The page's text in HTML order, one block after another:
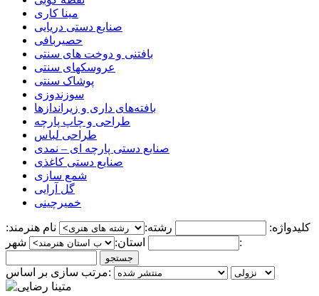
مینا کاری
صنایع دستی دریایی
حصیربافی
بافتنی‌ و دوخت های سنتی
عروسکهای سنتی
پوشاک سنتی
سوزندوزی
بافته‌های داری و زیراندازها
طراحی و چاپ پارچه
طراحی لباس
صنایع دستی پارچه ای – نمدی
صنایع دستی کاغذی
شمع سازی
گل آرایی
خمیرچینی
کلیدواژه: رشته:
نام هنرمند:
استان:
شهر:
مرتب سازی بر اساس: